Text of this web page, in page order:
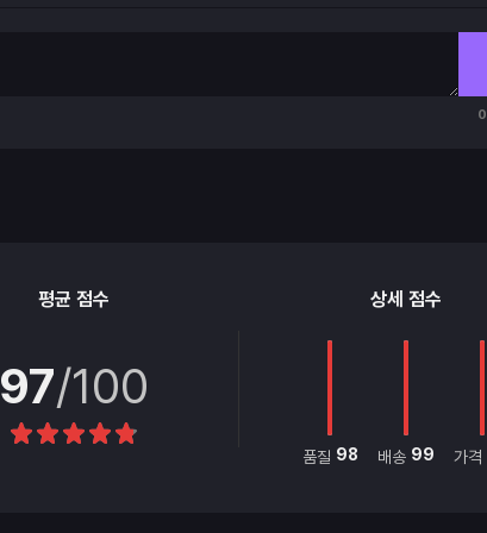
0
평균 점수
97/100
상세 점수
품질 98 배송 99 가격